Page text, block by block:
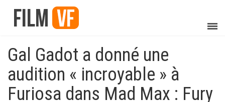
Gal Gadot a donné une
audition « incroyable » à
Furiosa dans Mad Max : Fury